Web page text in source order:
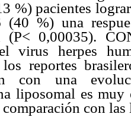
%) pacientes
(40 %) una
(P< 0,00035).
virus herpes
los reportes
con una
liposomal es muy
comparación con las